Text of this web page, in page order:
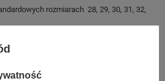
rozmiarach 28, 29, 30, 31, 32,
wybór obuwia sportowego dla całej